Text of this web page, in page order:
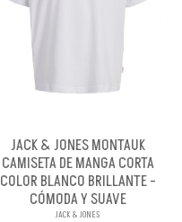
JACK & JONES MONTAUK
CAMISETA DE MANGA CORTA
COLOR BLANCO BRILLANTE -
CÓMODA Y SUAVE
JACK & JONES